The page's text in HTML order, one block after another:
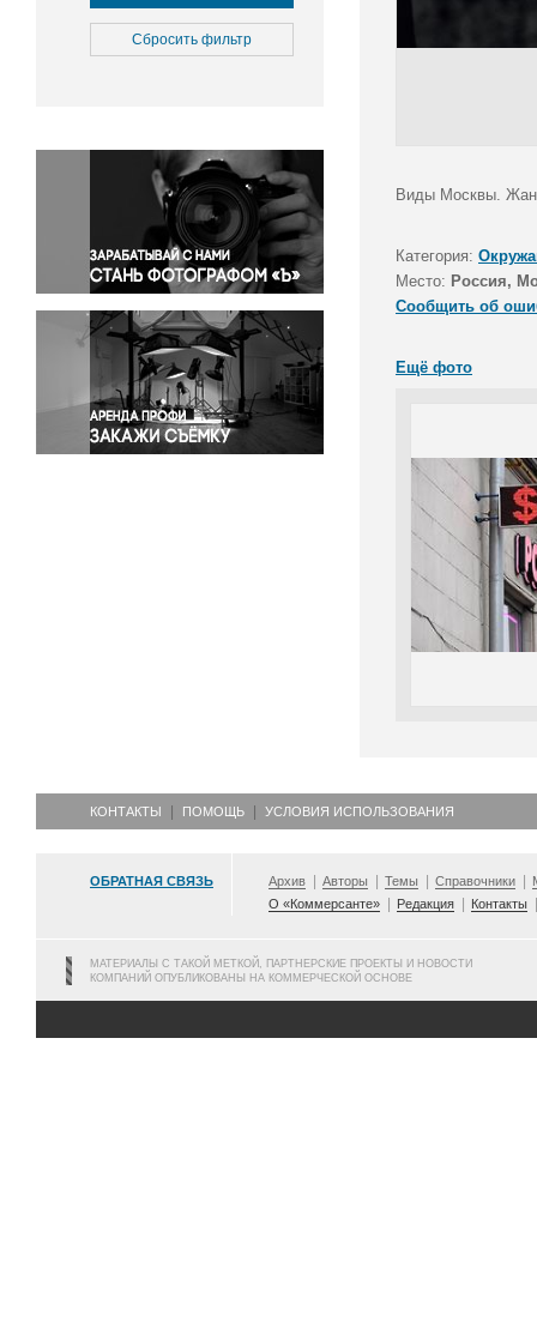
Культура
Медицина
Окружающая среда
Политика
Правосудие
Происшествия и конфликты
Религия
Светская жизнь
Спорт
Экология
Экономика и бизнес
Сбросить фильтр
Виды Москвы.
Категория:
Место: Россия,
Сообщить об
Ещё фото
КОНТАКТЫ ПОМОЩЬ УСЛОВИЯ ИСПОЛЬЗОВАНИЯ
ОБРАТНАЯ СВЯЗЬ Архив Авторы Темы Справочники
О «Коммерсанте»
Редакция Контакты
МАТЕРИАЛЫ С ТАКОЙ МЕТКОЙ, ПАРТНЕРСКИЕ ПРОЕКТЫ И НОВОСТИ
КОМПАНИЙ ОПУБЛИКОВАНЫ НА КОММЕРЧЕСКОЙ ОСНОВЕ